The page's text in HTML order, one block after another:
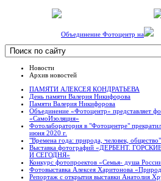
Объединение Фотоцентр на
Новости
Архив новостей
ПАМЯТИ АЛЕКСЕЯ КОНДРАТЬЕВА
День памяти Валерия Никифорова
Памяти Валерия Никифорова
Объединение «Фотоцентр» представляет
«СамоИзоляция»
Фотолаборатория в "Фотоцентре"
июня 2020 г.
"Времена года: природа, человек, общество"
Выставка фотографий «ДЕРБЕНТ.
И СЕГОДНЯ»
Конкурс фотопроектов «Семья- душа
Фотовыставка Алексея Харитонова
Репортаж с открытия выставки Анатолия